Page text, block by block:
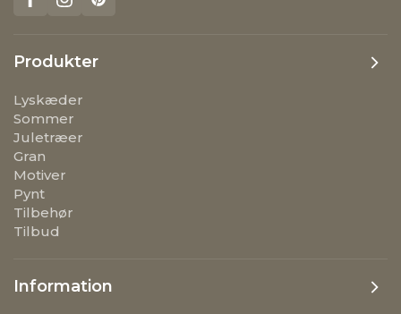
Produkter
Lyskæder
Sommer
Juletræer
Gran
Motiver
Pynt
Tilbehør
Tilbud
Information